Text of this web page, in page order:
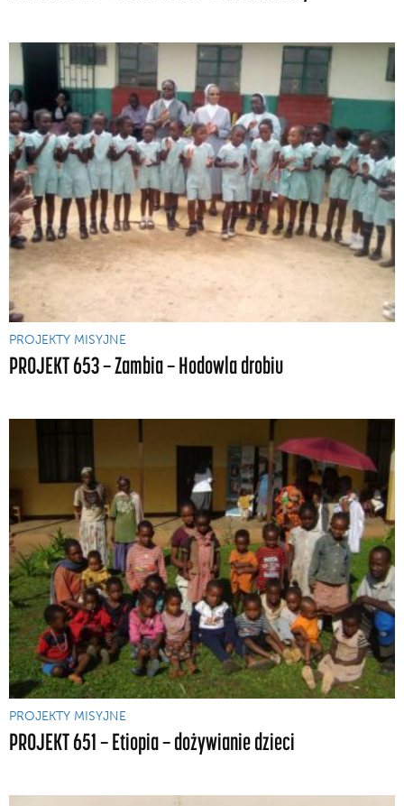
PROJEKTY MISYJNE
PROJEKT 653 — Zambia — Hodowla drobiu
PROJEKTY MISYJNE
PROJEKT 651 — Etiopia — dożywianie dzieci